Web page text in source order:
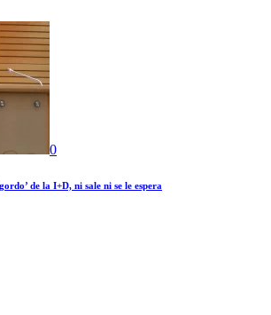
0
de la I+D, ni sale ni se le espera